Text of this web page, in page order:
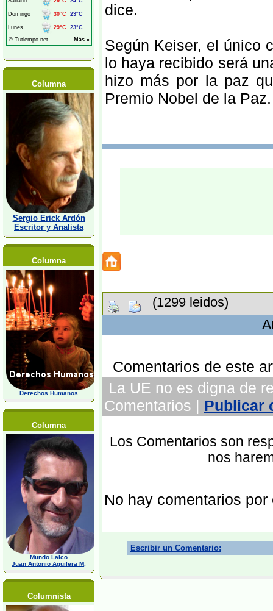
Columna
Sergio Erick Ardón
Escritor y Analista
Columna
Derechos Humanos
Columna
Mundo Laico
Juan Antonio Aguilera M,
Columnista
dice.
Según Keiser, el único
lo haya recibido será
hizo más por la paz
Premio Nobel de la
(1299 leidos)
Comentarios de este
La UE no es digna de
Comentarios | Publicar
Los Comentarios son
nos
No hay comentarios por
Escribir un Comentario: